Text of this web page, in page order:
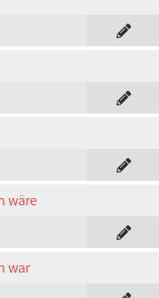
wäre
war